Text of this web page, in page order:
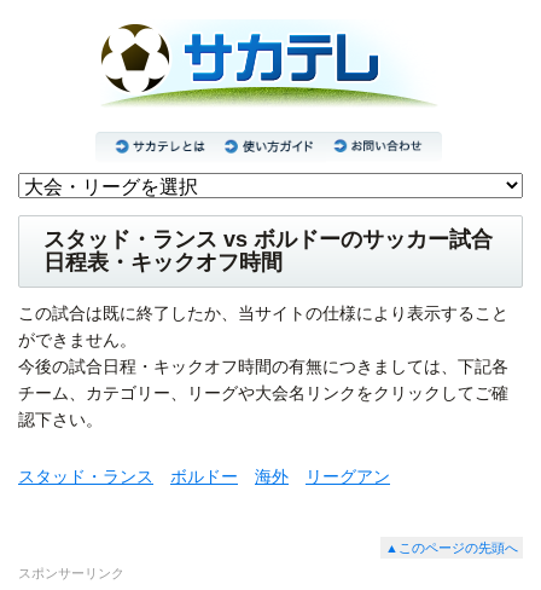
スタッド・ランス vs ボルドーのサッカー試合
日程表・キックオフ時間
この試合は既に終了したか、当サイトの仕様により表示すること
ができません。
今後の試合日程・キックオフ時間の有無につきましては、下記各
チーム、カテゴリー、リーグや大会名リンクをクリックしてご確
認下さい。
スタッド・ランス ボルドー 海外 リーグアン
▲このページの先頭へ
スポンサーリンク